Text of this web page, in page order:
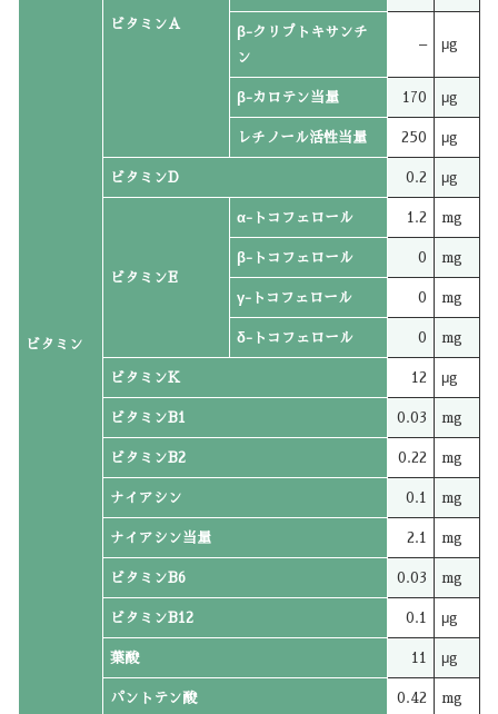
ビタミン
ビタミンA
β-クリプトキサンチ
ン
– μg
β-カロテン当量 170 μg
レチノール活性当量 250 μg
ビタミンD 0.2 μg
ビタミンE
α-トコフェロール 1.2 mg
β-トコフェロール 0 mg
γ-トコフェロール 0 mg
δ-トコフェロール 0 mg
ビタミンK 12 μg
ビタミンB1 0.03 mg
ビタミンB2 0.22 mg
ナイアシン 0.1 mg
ナイアシン当量 2.1 mg
ビタミンB6 0.03 mg
ビタミンB12 0.1 μg
葉酸 11 μg
パントテン酸 0.42 mg